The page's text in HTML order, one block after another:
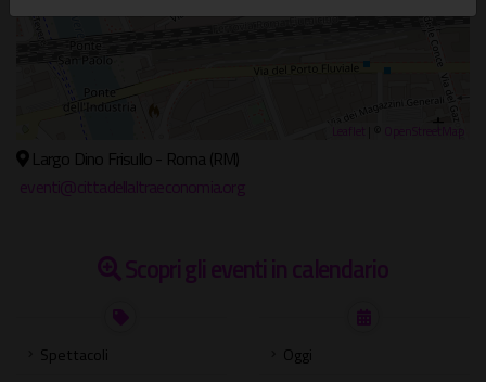
Largo Dino Frisullo - Roma (RM)
eventi@cittadellaltraeconomia.org
Scopri gli eventi in calendario
Spettacoli
Oggi